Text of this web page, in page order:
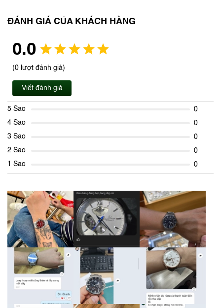
ĐÁNH GIÁ CỦA KHÁCH HÀNG
0.0
(0 lượt đánh giá)
Viết đánh giá
5 Sao
0
4 Sao
0
3 Sao
0
2 Sao
0
1 Sao
0